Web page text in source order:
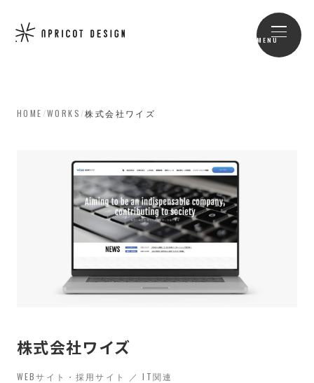
MENU
HOME /WORKS /株式会社ワイズ
株式会社ワイズ
WEBサイト・採用サイト ／ IT関連